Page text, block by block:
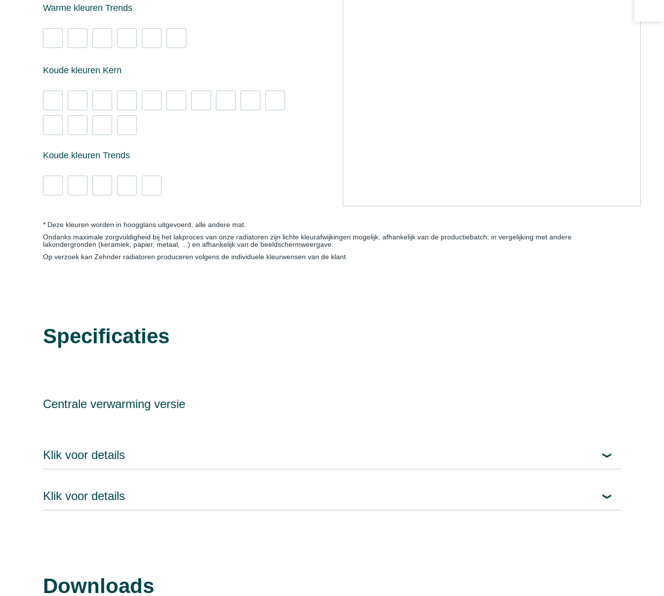
Warme kleuren Trends
Koude kleuren Kern
Koude kleuren Trends
* Deze kleuren worden in hoogglans uitgevoerd, alle andere mat.
Ondanks maximale zorgvuldigheid bij het lakproces van onze radiatoren zijn lichte kleurafwijkingen mogelijk, afhankelijk van de productiebatch, in vergelijking met andere
lakondergronden (keramiek, papier, metaal, ...) en afhankelijk van de beeldschermweergave.
Op verzoek kan Zehnder radiatoren produceren volgens de individuele kleurwensen van de klant.
Specificaties
Centrale verwarming versie
Klik voor details
Klik voor details
Downloads